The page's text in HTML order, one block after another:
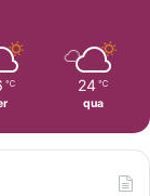
℃ 24 ℃
qua